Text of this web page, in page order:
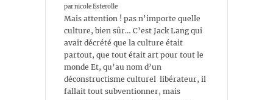
par nicole Esterolle
Mais attention ! pas n’importe quelle
culture, bien sûr… C’est Jack Lang qui
avait décrété que la culture était
partout, que tout était art pour tout le
monde Et, qu’au nom d’un
déconstructisme culturel libérateur, il
fallait tout subventionner, mais